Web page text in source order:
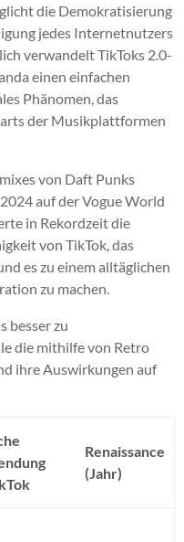
die Demokratisierung
jedes Internetnutzers
verwandelt TikToks 2.0-
einen einfachen
Phänomen, das
der Musikplattformen
von Daft Punks
auf der Vogue World
in Rekordzeit die
von TikTok, das
es zu einem alltäglichen
zu machen.
besser zu
die mithilfe von Retro
ihre Auswirkungen auf
Renaissance
(Jahr)